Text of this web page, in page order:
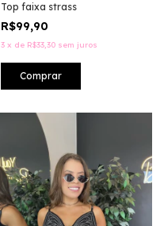
Top faixa strass
R$99,90
3 x de R$33,30 sem juros